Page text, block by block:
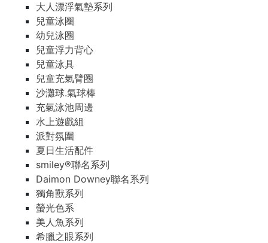
大人漂浮氣墊系列
兒童泳圈
幼兒泳圈
兒童浮力背心
兒童泳具
兒童充氣臂圈
沙灘球.氣球棒
充氣泳池周邊
水上遊戲組
派對氛圍
夏日生活配件
smiley®聯名系列
Daimon Downey聯名系列
獨角獸系列
螢光色系
美人魚系列
希臘之眼系列